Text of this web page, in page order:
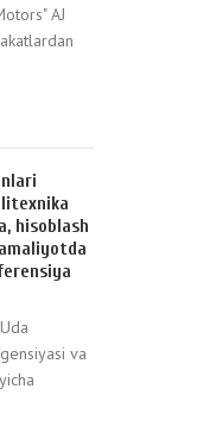
AJ
hisoblash
va